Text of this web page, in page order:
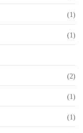
(1)
(1)
(2)
(1)
(1)